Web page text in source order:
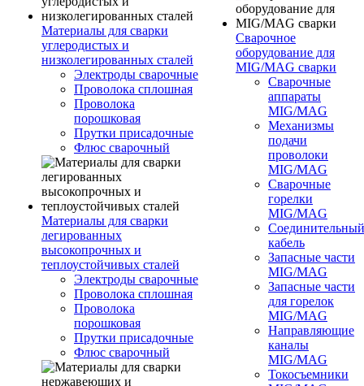
Материалы для сварки
углеродистых и
низколегированных сталей
Электроды сварочные
Проволока сплошная
Проволока
порошковая
Прутки присадочные
Флюс сварочный
Материалы для сварки
легированных
высокопрочных и
теплоустойчивых сталей
Электроды сварочные
Проволока сплошная
Проволока
порошковая
Прутки присадочные
Флюс сварочный
Сварочное
оборудование для
MIG/MAG сварки
Сварочные
аппараты
MIG/MAG
Механизмы
подачи
проволоки
MIG/MAG
Сварочные
горелки
MIG/MAG
Соединительный
кабель
Запасные части
MIG/MAG
Запасные части
для горелок
MIG/MAG
Направляющие
каналы
MIG/MAG
Токосъемники